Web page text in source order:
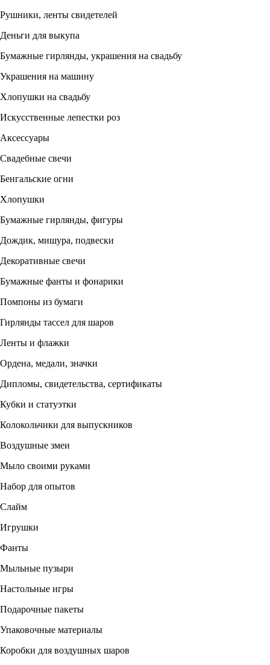
Рушники, ленты свидетелей
Деньги для выкупа
Бумажные гирлянды, украшения на свадьбу
Украшения на машину
Хлопушки на свадьбу
Искусственные лепестки роз
Аксессуары
Свадебные свечи
Бенгальские огни
Хлопушки
Бумажные гирлянды, фигуры
Дождик, мишура, подвески
Декоративные свечи
Бумажные фанты и фонарики
Помпоны из бумаги
Гирлянды тассел для шаров
Ленты и флажки
Ордена, медали, значки
Дипломы, свидетельства, сертификаты
Кубки и статуэтки
Колокольчики для выпускников
Воздушные змеи
Мыло своими руками
Набор для опытов
Слайм
Игрушки
Фанты
Мыльные пузыри
Настольные игры
Подарочные пакеты
Упаковочные материалы
Коробки для воздушных шаров